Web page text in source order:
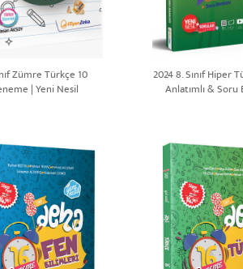
Zümre Türkçe 10
| Yeni Nesil
2024 8. Sınıf Hiper
Anlatımlı & Soru